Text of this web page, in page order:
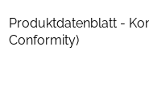
Produktdatenblatt -
Conformity)